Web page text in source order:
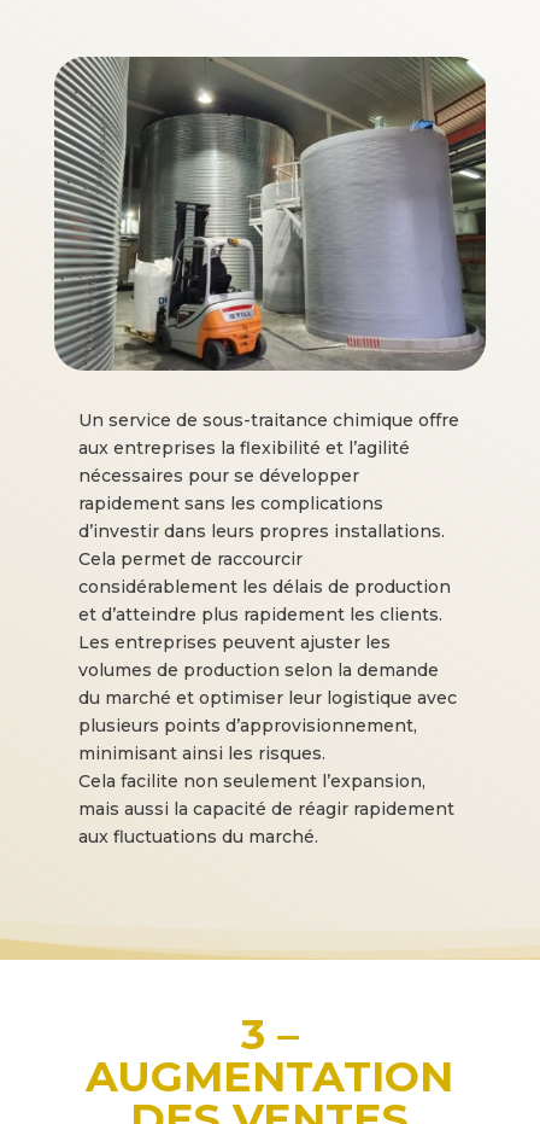
Un service de sous-traitance chimique offre
aux entreprises la flexibilité et l’agilité
nécessaires pour se développer
rapidement sans les complications
d’investir dans leurs propres installations.
Cela permet de raccourcir
considérablement les délais de production
et d’atteindre plus rapidement les clients.
Les entreprises peuvent ajuster les
volumes de production selon la demande
du marché et optimiser leur logistique avec
plusieurs points d’approvisionnement,
minimisant ainsi les risques.
Cela facilite non seulement l’expansion,
mais aussi la capacité de réagir rapidement
aux fluctuations du marché.
3 –
AUGMENTATION